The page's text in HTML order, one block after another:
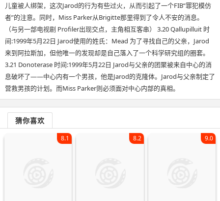
儿童被人绑架，这次Jarod的行为有些过火，从而引起了一个FIB“罪犯模仿
者”的注意。同时，Miss Parker从Brigitte那里得到了令人不安的消息。
（与另一部电视剧 Profiler出现交点，主角相互客串） 3.20 Qallupilluit 时
间:1999年5月22日 Jarod使用的姓氏：Mead 为了寻找自己的父亲，Jarod
来到阿拉斯加，但他唯一的发现却是自己落入了一个科学研究组的圈套。
3.21 Donoterase 时间:1999年5月22日 Jarod与父亲的团聚被来自中心的消
息破坏了——中心内有一个男孩，他是Jarod的克隆体。Jarod与父亲制定了
营救男孩的计划。而Miss Parker则必须面对中心内部的真相。
猜你喜欢
8.1 8.2 9.0